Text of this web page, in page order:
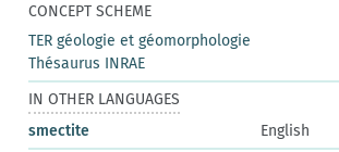
CONCEPT SCHEME
TER géologie et géomorphologie
Thésaurus INRAE
IN OTHER LANGUAGES
smectite
English